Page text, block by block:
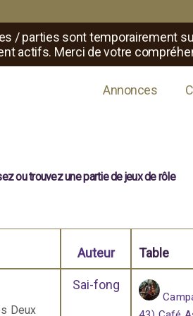
/ parties sont temporairement
actifs. Merci de votre
Annonces
ou trouvez une partie de jeux de rôle
Auteur Table
Deux
Sai-fong